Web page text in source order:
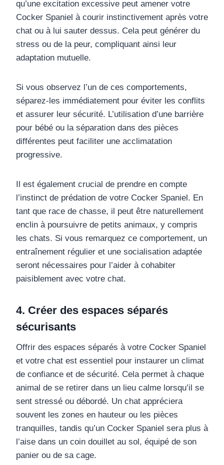
qu’une excitation excessive peut amener votre
Cocker Spaniel à courir instinctivement après votre
chat ou à lui sauter dessus. Cela peut générer du
stress ou de la peur, compliquant ainsi leur
adaptation mutuelle.
Si vous observez l’un de ces comportements,
séparez-les immédiatement pour éviter les conflits
et assurer leur sécurité. L’utilisation d’une barrière
pour bébé ou la séparation dans des pièces
différentes peut faciliter une acclimatation
progressive.
Il est également crucial de prendre en compte
l’instinct de prédation de votre Cocker Spaniel. En
tant que race de chasse, il peut être naturellement
enclin à poursuivre de petits animaux, y compris
les chats. Si vous remarquez ce comportement, un
entraînement régulier et une socialisation adaptée
seront nécessaires pour l’aider à cohabiter
paisiblement avec votre chat.
4. Créer des espaces séparés
sécurisants
Offrir des espaces séparés à votre Cocker Spaniel
et votre chat est essentiel pour instaurer un climat
de confiance et de sécurité. Cela permet à chaque
animal de se retirer dans un lieu calme lorsqu’il se
sent stressé ou débordé. Un chat appréciera
souvent les zones en hauteur ou les pièces
tranquilles, tandis qu’un Cocker Spaniel sera plus à
l’aise dans un coin douillet au sol, équipé de son
panier ou de sa cage.